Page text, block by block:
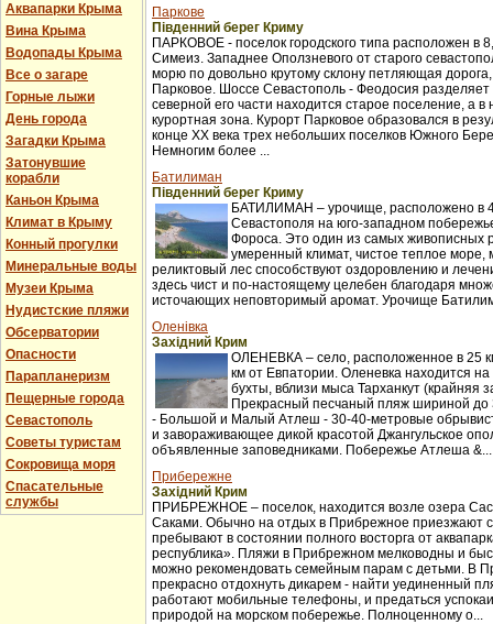
Аквапарки Крыма
Вина Крыма
Водопады Крыма
Все о загаре
Горные лыжи
День города
Загадки Крыма
Затонувшие
корабли
Каньон Крыма
Климат в Крыму
Конный прогулки
Минеральные воды
Музеи Крыма
Нудистские пляжи
Обсерватории
Опасности
Парапланеризм
Пещерные города
Севастополь
Советы туристам
Сокровища моря
Спасательные
службы
Паркове
Південний берег Криму
ПАРКОВОЕ - поселок городского типа расположен в
Симеиз. Западнее Оползневого от старого
морю по довольно крутому склону петляющая
Парковое. Шоссе Севастополь - Феодосия разделяет
северной его части находится старое поселение, а
курортная зона. Курорт Парковое образовался в
конце XX века трех небольших поселков Южного
Немногим более ...
Батилиман
Південний берег Криму
БАТИЛИМАН – урочище, расположено в
Севастополя на юго-западном
Фороса. Это один из самых живописных
умеренный климат, чистое теплое
реликтовый лес способствуют оздоровлению и
здесь чист и по-настоящему целебен благодаря
источающих неповторимый аромат. Урочище
Оленівка
Західний Крим
ОЛЕНЕВКА – село, расположенное в 25
км от Евпатории. Оленевка находится
бухты, вблизи мыса Тарханкут (крайняя
Прекрасный песчаный пляж шириной до
- Большой и Малый Атлеш - 30-40-метровые
и завораживающее дикой красотой Джангульское
объявленные заповедниками. Побережье Атлеша &...
Прибережне
Західний Крим
ПРИБРЕЖНОЕ – поселок, находится возле озера
Саками. Обычно на отдых в Прибрежное приезжают
пребывают в состоянии полного восторга от
республика». Пляжи в Прибрежном мелководны и
можно рекомендовать семейным парам с детьми. В
прекрасно отдохнуть дикарем - найти уединенный
работают мобильные телефоны, и предаться
природой на морском побережье. Полноценному о...